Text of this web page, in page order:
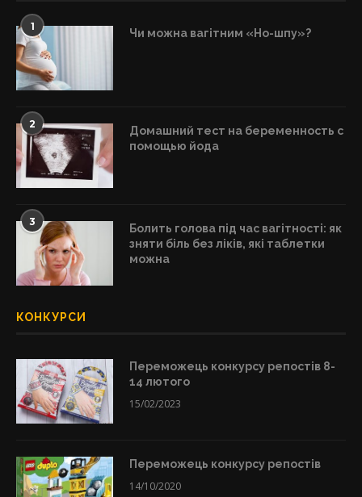
1 Чи можна вагітним «Но-шпу»?
2
Домашний тест на беременность с
помощью йода
3
Болить голова під час вагітності: як
зняти біль без ліків, які таблетки
можна
КОНКУРСИ
Переможець конкурсу репостів 8-
14 лютого
15/02/2023
Переможець конкурсу репостів
14/10/2020